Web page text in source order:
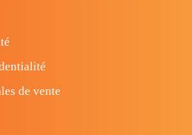
de vente